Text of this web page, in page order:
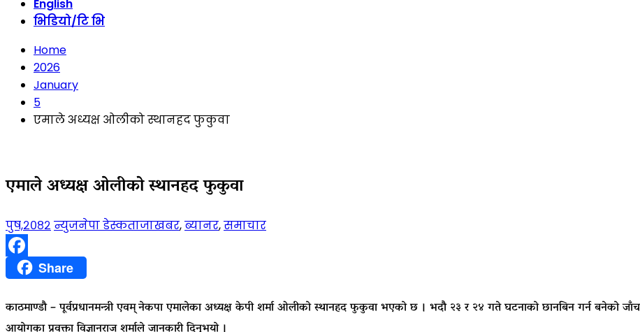
English
भिडियो/टि भि
Home
2026
January
5
एमाले अध्यक्ष ओलीको स्थानहद फुकुवा
एमाले अध्यक्ष ओलीको स्थानहद फुकुवा
पुष,२०८२ न्युजनेपा डेस्कताजाखबर,ब्यानर,समाचार
FacebookShare
काठमाण्डाै – पूर्वप्रधानमन्त्री एवम् नेकपा एमालेका अध्यक्ष केपी शर्मा ओलीको स्थानहद फुकुवा भएको छ । भदौ २३ र २४ गते घटनाको छानबिन गर्न